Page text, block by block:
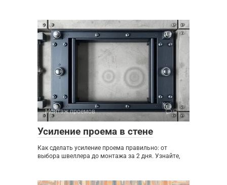
Монтаж проемов 0
Усиление проема в стене
Как сделать усиление проема правильно: от
выбора швеллера до монтажа за 2 дня. Узнайте,